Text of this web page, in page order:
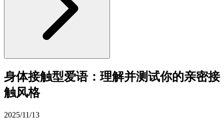
身体接触型爱语：理解并测试你的亲密接
触风格
2025/11/13